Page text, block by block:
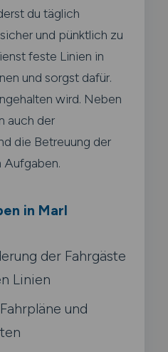
du täglich
und pünktlich zu
feste Linien in
und sorgst dafür.
wird. Neben
auch der
die Betreuung der
Aufgaben.
in Marl
der Fahrgäste
Linien
und